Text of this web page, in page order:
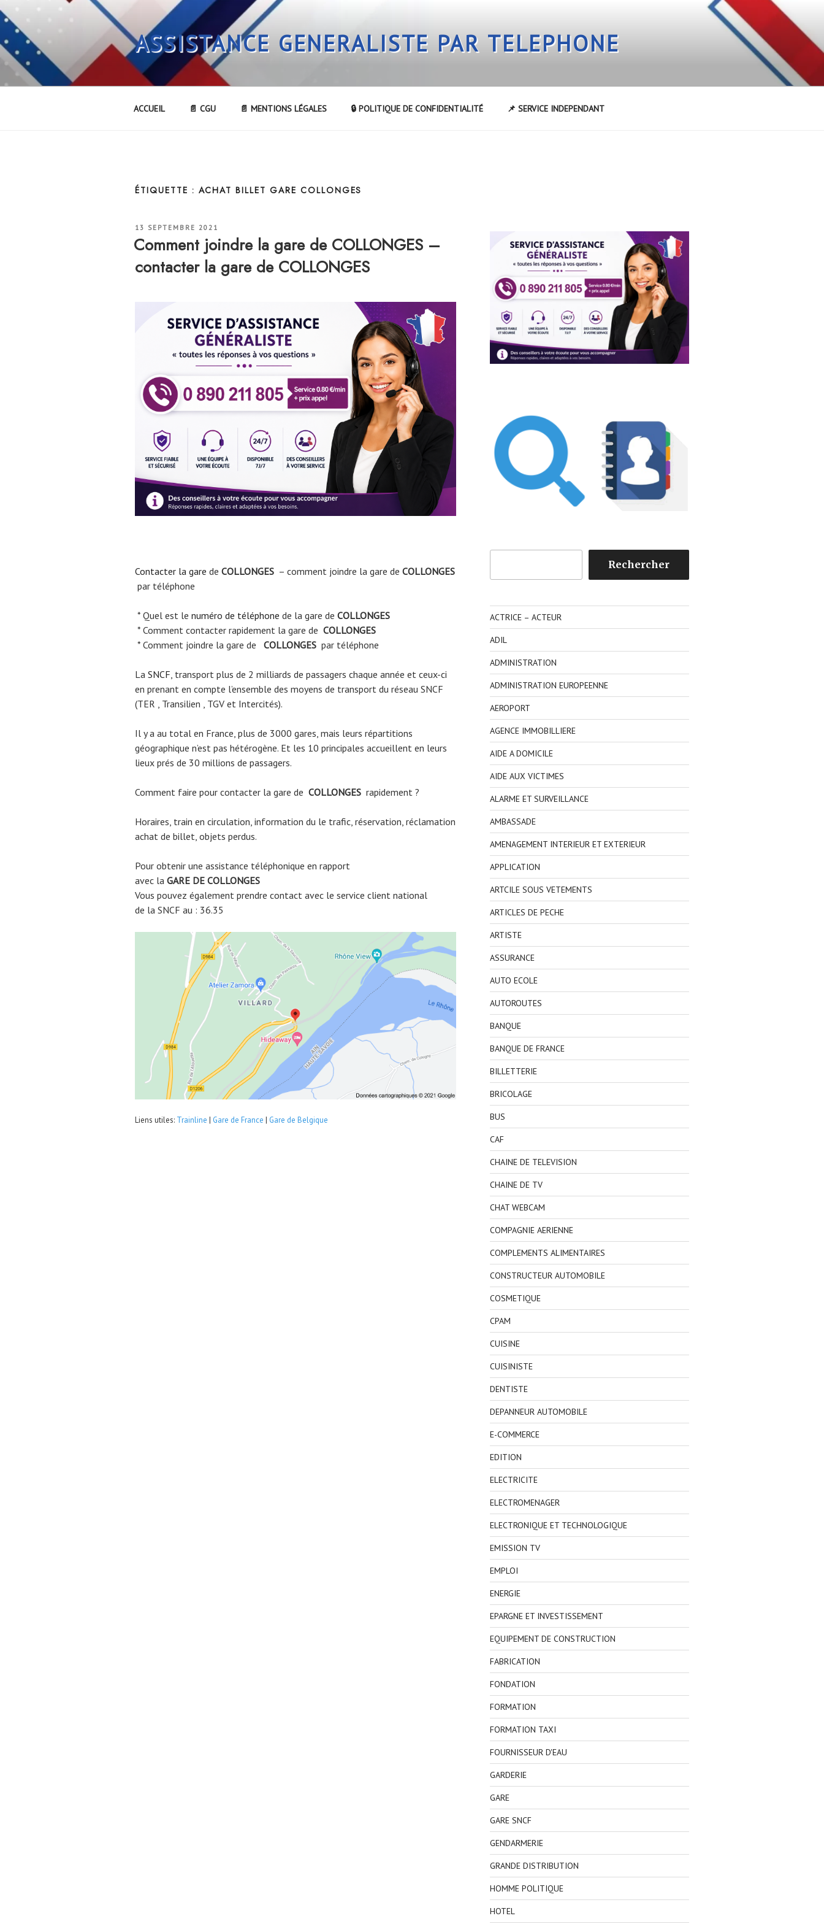
Aller
au
contenu
principal
ASSISTANCE GENERALISTE PAR TELEPHONE
ACCUEIL 📄 CGU 📄 MENTIONS LÉGALES 🔒 POLITIQUE DE CONFIDENTIALITÉ 📌 SERVICE INDEPENDANT
ÉTIQUETTE : ACHAT BILLET GARE COLLONGES
PUBLIÉ
13 SEPTEMBRE 2021
Comment joindre la gare de COLLONGES –
contacter la gare de COLLONGES
Contacter la gare de COLLONGES – comment joindre la gare de COLLONGES
par téléphone
* Quel est le numéro de téléphone de la gare de COLLONGES
* Comment contacter rapidement la gare de COLLONGES
* Comment joindre la gare de
COLLONGES par téléphone
La SNCF, transport plus de 2 milliards de passagers chaque année et ceux-ci
en prenant en compte l’ensemble des moyens de transport du réseau SNCF
(TER , Transilien , TGV et Intercités).
Il y a au total en France, plus de 3000 gares, mais leurs répartitions
géographique n’est pas hétérogène. Et les 10 principales accueillent en leurs
lieux prés de 30 millions de passagers.
Comment faire pour contacter la gare de COLLONGES rapidement ?
Horaires, train en circulation, information du le trafic, réservation, réclamation
achat de billet, objets perdus.
Pour obtenir une assistance téléphonique en rapport
avec la GARE DE COLLONGES
Vous pouvez également prendre contact avec le service client national
de la SNCF au : 36.35
Liens utiles: Trainline | Gare de France | Gare de Belgique
Rechercher
ACTRICE – ACTEUR
ADIL
ADMINISTRATION
ADMINISTRATION EUROPEENNE
AEROPORT
AGENCE IMMOBILLIERE
AIDE A DOMICILE
AIDE AUX VICTIMES
ALARME ET SURVEILLANCE
AMBASSADE
AMENAGEMENT INTERIEUR ET EXTERIEUR
APPLICATION
ARTCILE SOUS VETEMENTS
ARTICLES DE PECHE
ARTISTE
ASSURANCE
AUTO ECOLE
AUTOROUTES
BANQUE
BANQUE DE FRANCE
BILLETTERIE
BRICOLAGE
BUS
CAF
CHAINE DE TELEVISION
CHAINE DE TV
CHAT WEBCAM
COMPAGNIE AERIENNE
COMPLEMENTS ALIMENTAIRES
CONSTRUCTEUR AUTOMOBILE
COSMETIQUE
CPAM
CUISINE
CUISINISTE
DENTISTE
DEPANNEUR AUTOMOBILE
E-COMMERCE
EDITION
ELECTRICITE
ELECTROMENAGER
ELECTRONIQUE ET TECHNOLOGIQUE
EMISSION TV
EMPLOI
ENERGIE
EPARGNE ET INVESTISSEMENT
EQUIPEMENT DE CONSTRUCTION
FABRICATION
FONDATION
FORMATION
FORMATION TAXI
FOURNISSEUR D'EAU
GARDERIE
GARE
GARE SNCF
GENDARMERIE
GRANDE DISTRIBUTION
HOMME POLITIQUE
HOTEL